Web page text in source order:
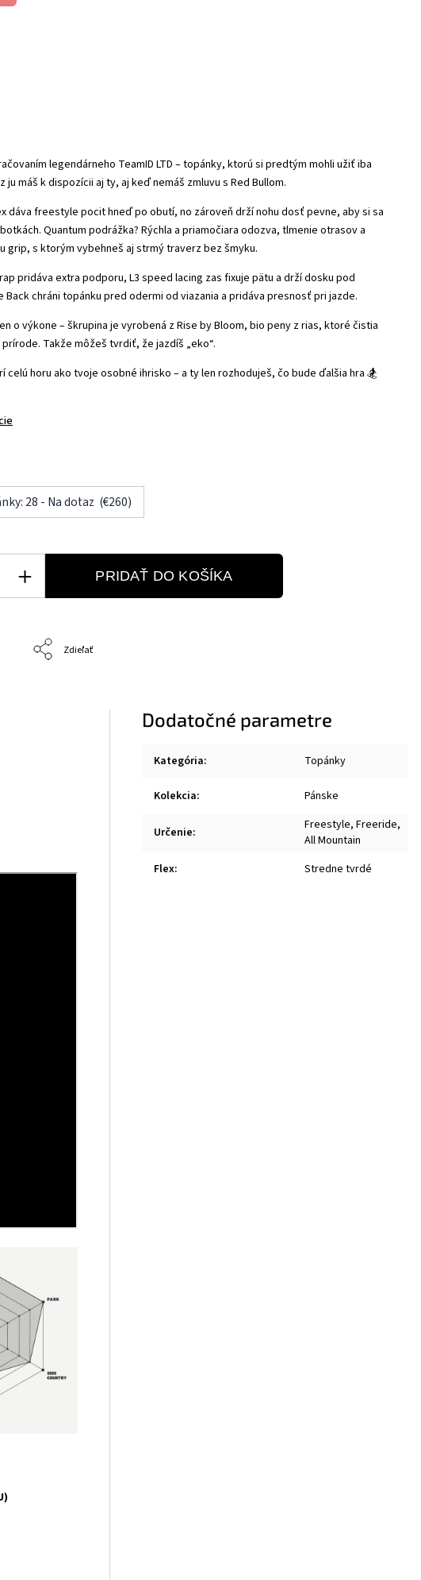
legendárneho TeamID LTD – topánky, ktorú si predtým mohli užiť iba
ju máš k dispozícii aj ty, aj keď nemáš zmluvu s Red Bullom.
dáva freestyle pocit hneď po obutí, no zároveň drží nohu dosť pevne, aby si sa
Quantum podrážka? Rýchla a priamočiara odozva, tlmenie otrasov a
grip, s ktorým vybehneš aj strmý traverz bez šmyku.
pridáva extra podporu, L3 speed lacing zas fixuje pätu a drží dosku pod
Back chráni topánku pred odermi od viazania a pridáva presnosť pri jazde.
o výkone – škrupina je vyrobená z Rise by Bloom, bio peny z rias, ktoré čistia
Takže môžeš tvrdiť, že jazdíš „eko“.
celú horu ako tvoje osobné ihrisko – a ty len rozhoduješ, čo bude ďalšia hra 🏂
28 - Na dotaz (€260)
PRIDAŤ DO KOŠÍKA
Zdieľať
Dodatočné parametre
Kategória: Topánky
Kolekcia: Pánske
Určenie:
Freestyle, Freeride,
All Mountain
Flex: Stredne tvrdé